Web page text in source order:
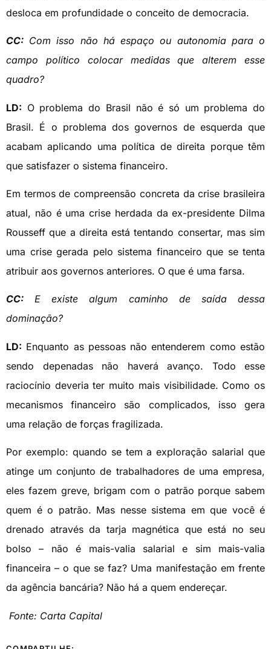
desloca em profundidade o conceito de democracia.
CC: Com isso não há espaço ou autonomia para o
campo político colocar medidas que alterem esse
quadro?
LD: O problema do Brasil não é só um problema do
Brasil. É o problema dos governos de esquerda que
acabam aplicando uma política de direita porque têm
que satisfazer o sistema financeiro.
Em termos de compreensão concreta da crise brasileira
atual, não é uma crise herdada da ex-presidente Dilma
Rousseff que a direita está tentando consertar, mas sim
uma crise gerada pelo sistema financeiro que se tenta
atribuir aos governos anteriores. O que é uma farsa.
CC: E existe algum caminho de saída dessa
dominação?
LD: Enquanto as pessoas não entenderem como estão
sendo depenadas não haverá avanço. Todo esse
raciocínio deveria ter muito mais visibilidade. Como os
mecanismos financeiro são complicados, isso gera
uma relação de forças fragilizada.
Por exemplo: quando se tem a exploração salarial que
atinge um conjunto de trabalhadores de uma empresa,
eles fazem greve, brigam com o patrão porque sabem
quem é o patrão. Mas nesse sistema em que você é
drenado através da tarja magnética que está no seu
bolso – não é mais-valia salarial e sim mais-valia
financeira – o que se faz? Uma manifestação em frente
da agência bancária? Não há a quem endereçar.
Fonte: Carta Capital